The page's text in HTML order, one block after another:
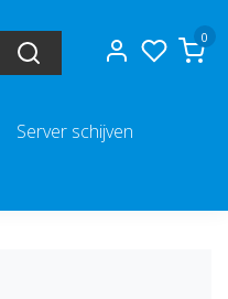
0
Server schijven